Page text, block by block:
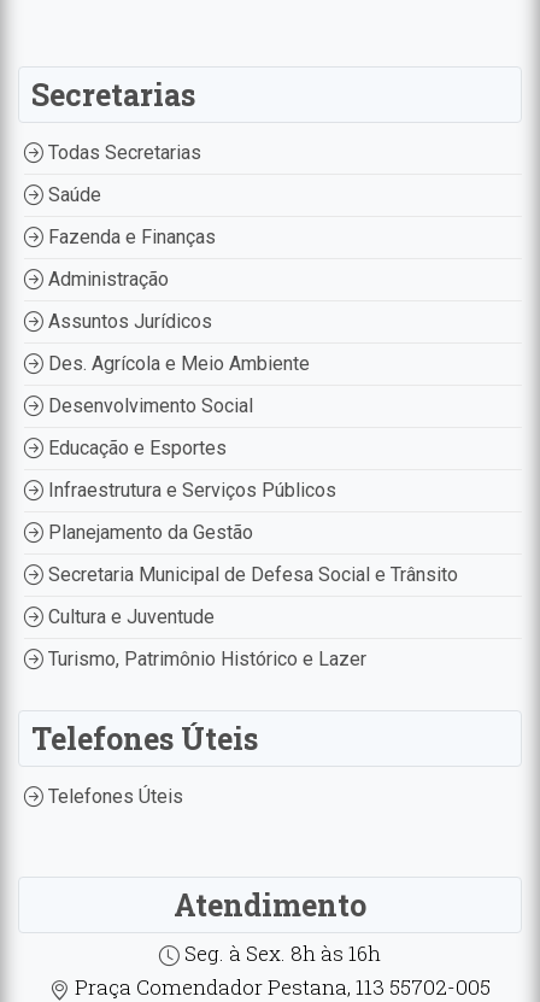
Secretarias
Todas Secretarias
Saúde
Fazenda e Finanças
Administração
Assuntos Jurídicos
Des. Agrícola e Meio Ambiente
Desenvolvimento Social
Educação e Esportes
Infraestrutura e Serviços Públicos
Planejamento da Gestão
Secretaria Municipal de Defesa Social e Trânsito
Cultura e Juventude
Turismo, Patrimônio Histórico e Lazer
Telefones Úteis
Telefones Úteis
Atendimento
Seg. à Sex. 8h às 16h
Praça Comendador Pestana, 113 55702-005